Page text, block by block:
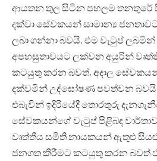
ආයතන තුල සිටින පහලම තනතුරේ
දක්වා සේවකයන් සාමාන්‍ය
ලබා ගන්නා බවයි. එම වැටුප්
අපහසුතාවයට ලක්වන අයුරින්
කටයුතු කරන බවත්, අදාල
දක්වමින් උද්ඝෝෂණ පවත්වන
එබැවින් ඉදිරියේදී තොරතුරු
සේවකයන්ගේ වැටුප් පිළිබඳ
වෘත්තීය සමිති නායකයන් ඇතුළු
ජනගත කිරීමට කටයුතු කරන බවත්